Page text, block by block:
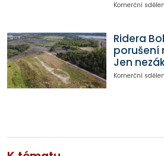
Komerční
Ridera
porušení
Jen
Komerční